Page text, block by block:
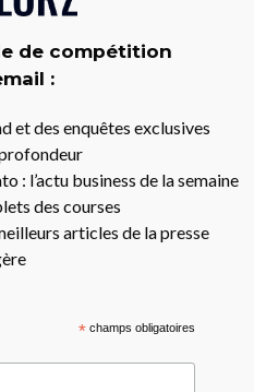
de compétition
:
et des enquêtes exclusives
: l’actu business de la semaine
des courses
articles de la presse
*champs obligatoires